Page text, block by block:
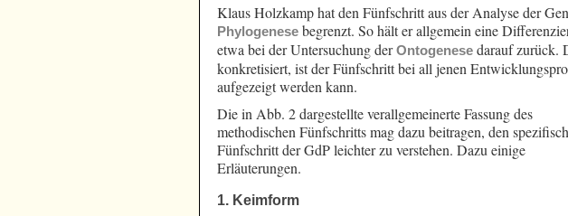
Klaus Holzkamp hat den Fünfschritt aus der Analyse der
Phylogenese begrenzt. So hält er allgemein eine
etwa bei der Untersuchung derOntogenese darauf zurück.
konkretisiert, ist der Fünfschritt bei all jenen
aufgezeigt werden kann.
Die in Abb. 2 dargestellte verallgemeinerte Fassung des
methodischen Fünfschritts mag dazu beitragen, den
Fünfschritt der GdP leichter zu verstehen. Dazu einige
Erläuterungen.
1. Keimform